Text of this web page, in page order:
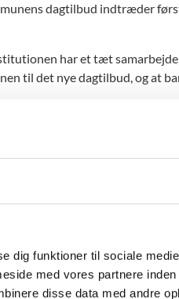
dig funktioner til sociale
med vores partnere
disse data med andre
dagtilbud indtræder
har et tæt
til det nye dagtilbud, og at
i en privatinstitution,
forældrene. Bruddet kan
varsler der gælder, når